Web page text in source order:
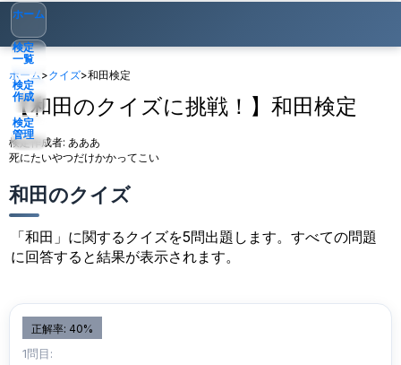
ホーム
検定
一覧
検定
作成
検定
管理
ゲスト ▾
ホーム>クイズ>和田検定
【和田のクイズに挑戦！】和田検定
検定作成者: あああ
死にたいやつだけかかってこい
和田のクイズ
「和田」に関するクイズを5問出題します。すべての問題
に回答すると結果が表示されます。
正解率: 40%
1問目: